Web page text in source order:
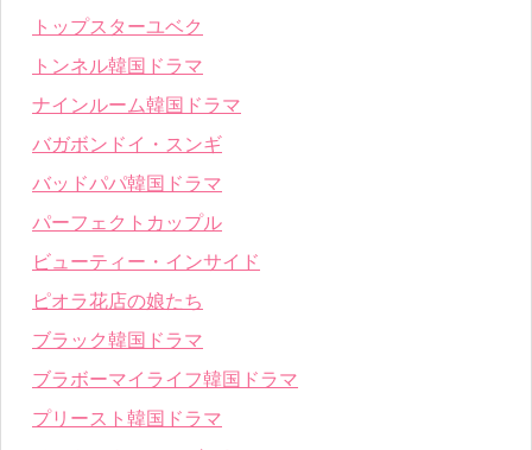
トップスターユベク
トンネル韓国ドラマ
ナインルーム韓国ドラマ
バガボンドイ・スンギ
バッドパパ韓国ドラマ
パーフェクトカップル
ビューティー・インサイド
ピオラ花店の娘たち
ブラック韓国ドラマ
ブラボーマイライフ韓国ドラマ
プリースト韓国ドラマ